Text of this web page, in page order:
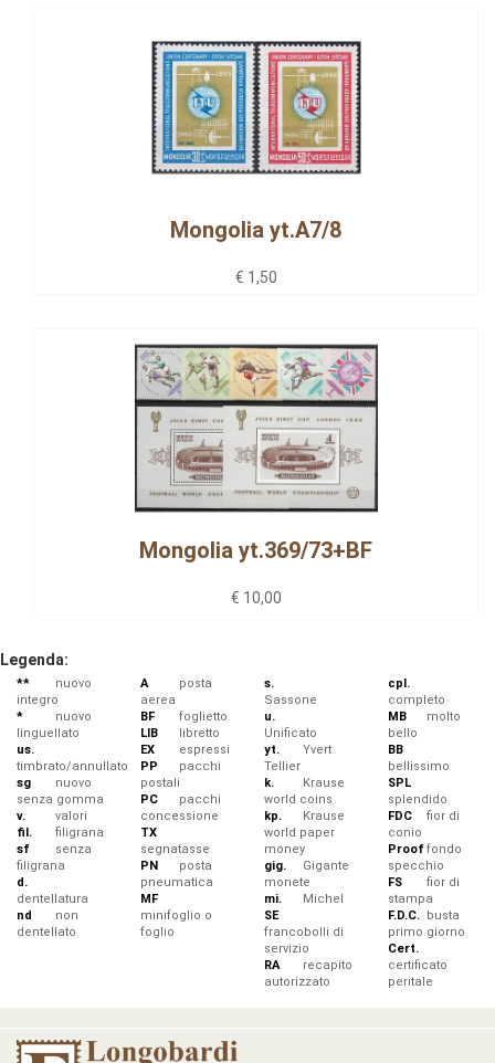
Mongolia yt.A7/8
€ 1,50
Mongolia yt.369/73+BF
€ 10,00
Legenda:
**
nuovo
integro
*
nuovo
linguellato
us.
timbrato/annullato
sg
nuovo
senza gomma
v.
valori
fil.
filigrana
sf
senza
filigrana
d.
dentellatura
nd
non
dentellato
A
posta
aerea
BF
foglietto
LIB
libretto
EX
espressi
PP
pacchi
postali
PC
pacchi
concessione
TX
segnatasse
PN
posta
pneumatica
MF
minifoglio o
foglio
s.
Sassone
u.
Unificato
yt.
Yvert
Tellier
k.
Krause
world coins
kp.
Krause
world paper
money
gig.
Gigante
monete
mi.
Michel
SE
francobolli di
servizio
RA
recapito
autorizzato
cpl.
completo
MB
molto
bello
BB
bellissimo
SPL
splendido
FDC
fior di
conio
Prooffondo
specchio
FS
fior di
stampa
F.D.C.
busta
primo giorno
Cert.
certificato
peritale